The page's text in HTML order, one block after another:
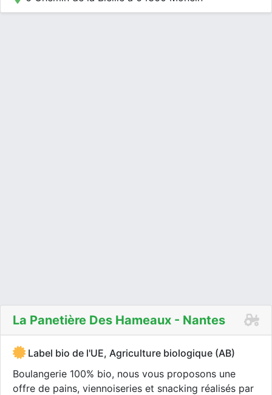
La Panetière Des Hameaux - Nantes
Label bio de l'UE, Agriculture biologique (AB)
Boulangerie 100% bio, nous vous proposons une
offre de pains, viennoiseries et snacking réalisés par